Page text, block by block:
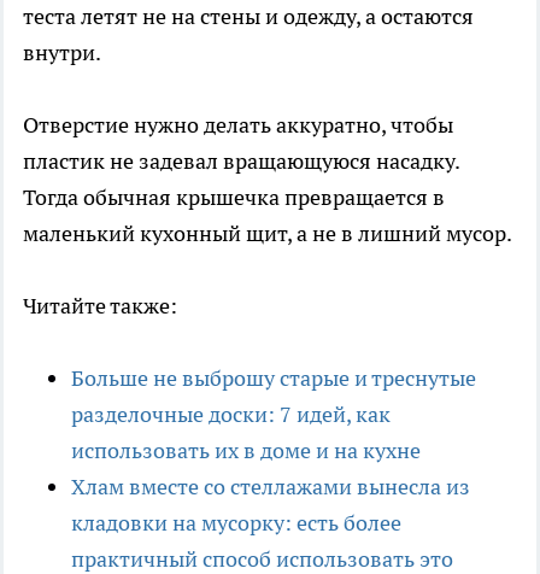
теста летят не на стены и одежду, а остаются
внутри.
Отверстие нужно делать аккуратно, чтобы
пластик не задевал вращающуюся насадку.
Тогда обычная крышечка превращается в
маленький кухонный щит, а не в лишний мусор.
Читайте также:
Больше не выброшу старые и треснутые
разделочные доски: 7 идей, как
использовать их в доме и на кухне
Хлам вместе со стеллажами вынесла из
кладовки на мусорку: есть более
практичный способ использовать это